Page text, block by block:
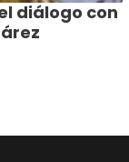
diálogo con